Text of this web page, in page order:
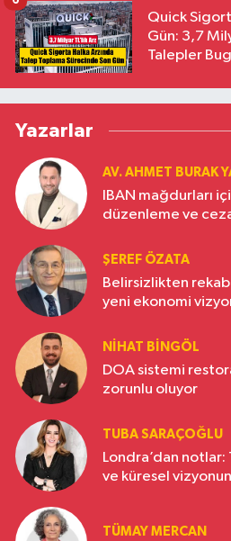
Quick
Gün: 3,7
Talepler
Yazarlar
AV. AHMET BURAK
IBAN mağdurları
düzenleme ve
ŞEREF ÖZATA
Belirsizlikten
yeni ekonomi
NIHAT BINGÖL
DOA sistemi
zorunlu oluyor
TUBA SARAÇOĞLU
Londra’dan
ve küresel
TÜMAY MERCAN